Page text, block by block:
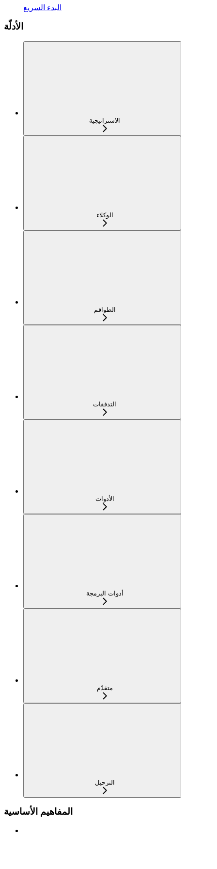
البدء السريع
الأدلّة
الاستراتيجية
الوكلاء
الطواقم
التدفقات
الأدوات
أدوات البرمجة
متقدّم
الترحيل
المفاهيم الأساسية